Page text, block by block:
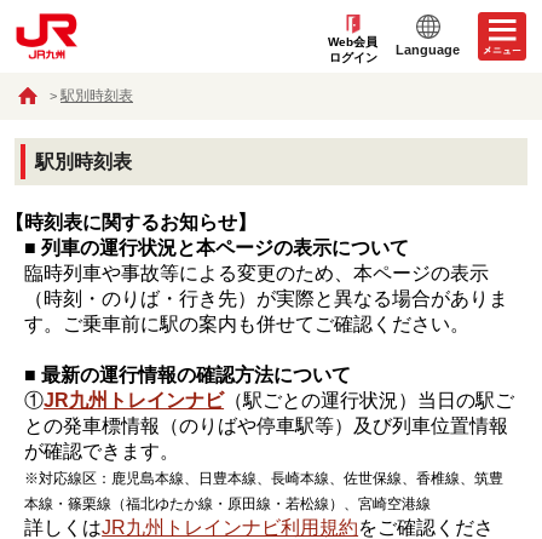
Web会員
ログイン
Language
駅別時刻表
駅別時刻表
【時刻表に関するお知らせ】
■ 列車の運行状況と本ページの表示について
臨時列車や事故等による変更のため、本ページの表示
（時刻・のりば・行き先）が実際と異なる場合がありま
す。ご乗車前に駅の案内も併せてご確認ください。
■ 最新の運行情報の確認方法について
①JR九州トレインナビ（駅ごとの運行状況）当日の駅ご
との発車標情報（のりばや停車駅等）及び列車位置情報
が確認できます。
※対応線区：鹿児島本線、日豊本線、長崎本線、佐世保線、香椎線、筑豊
本線・篠栗線（福北ゆたか線・原田線・若松線）、宮崎空港線
詳しくはJR九州トレインナビ利用規約をご確認くださ